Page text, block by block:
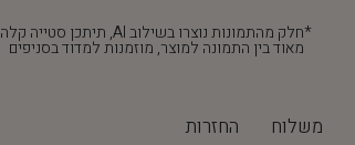
*חלק מהתמונות נוצרו בשילוב AI, תיתכן סטייה קלה
מאוד בין התמונה למוצר, מוזמנות למדוד בסניפים
משלוח החזרות